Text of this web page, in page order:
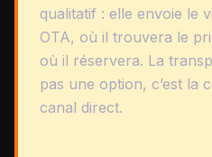
qualitatif : elle envoie le
OTA, où il trouvera le
où il réservera. La
pas une option, c’est la
canal direct.